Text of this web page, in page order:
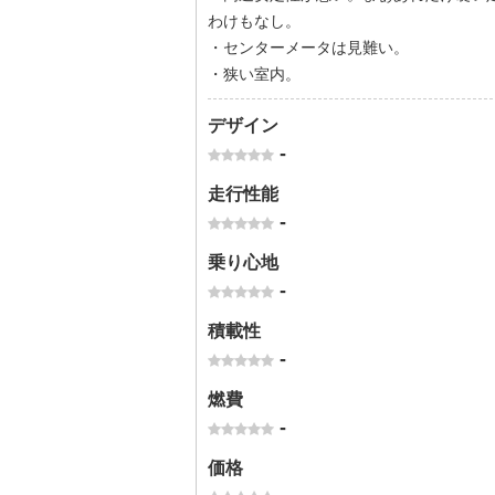
わけもなし。
・センターメータは見難い。
・狭い室内。
デザイン
-
走行性能
-
乗り心地
-
積載性
-
燃費
-
価格